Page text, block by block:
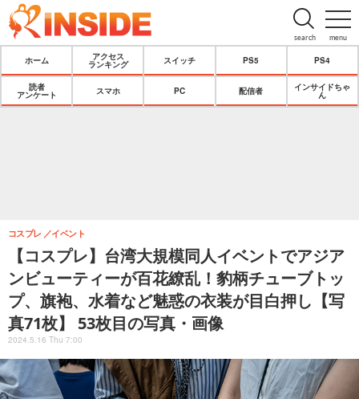
menu
search
ホーム
アクセス
ランキング
スイッチ PS5 PS4
読者
アンケート
スマホ PC 配信者
インサイドちゃ
ん
【コスプレ】台湾大規模同人イベントでアジア
ンビューティーが百花繚乱！豹柄チューブトッ
プ、旗袍、水着など魅惑の衣装が目白押し【写
真71枚】 53枚目の写真・画像
コスプレ イベント
2024.5.16 Thu 7:00